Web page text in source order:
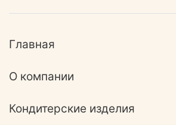
включает:
прослойкой
глазурью;
- Фирменное с
Главная
О компании
Кондитерские изделия